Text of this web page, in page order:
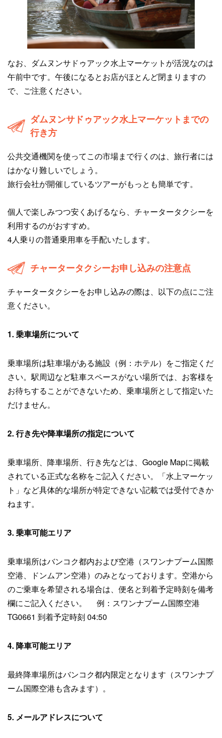
なお、ダムヌンサドゥアック水上マーケットが活況なのは
午前中です。午後になるとお店がほとんど閉まりますの
で、ご注意ください。
ダムヌンサドゥアック水上マーケットまでの
行き方
公共交通機関を使ってこの市場まで行くのは、旅行者には
はかなり難しいでしょう。
旅行会社が開催しているツアーがもっとも簡単です。
個人で楽しみつつ安くあげるなら、チャータータクシーを
利用するのがおすすめ。
4人乗りの普通乗用車を手配いたします。
チャータータクシーお申し込みの注意点
チャータータクシーをお申し込みの際は、以下の点にご注
意ください。
1. 乗車場所について
乗車場所は駐車場がある施設（例：ホテル）をご指定くだ
さい。駅周辺など駐車スペースがない場所では、お客様を
お待ちすることができないため、乗車場所として指定いた
だけません。
2. 行き先や降車場所の指定について
乗車場所、降車場所、行き先などは、Google Mapに掲載
されている正式な名称をご記入ください。「水上マーケッ
ト」など具体的な場所が特定できない記載では受付できか
ねます。
3. 乗車可能エリア
乗車場所はバンコク都内および空港（スワンナプーム国際
空港、ドンムアン空港）のみとなっております。空港から
のご乗車を希望される場合は、便名と到着予定時刻を備考
欄にご記入ください。 例：スワンナプーム国際空港
TG0661 到着予定時刻 04:50
4. 降車可能エリア
最終降車場所はバンコク都内限定となります（スワンナプ
ーム国際空港も含みます）。
5. メールアドレスについて